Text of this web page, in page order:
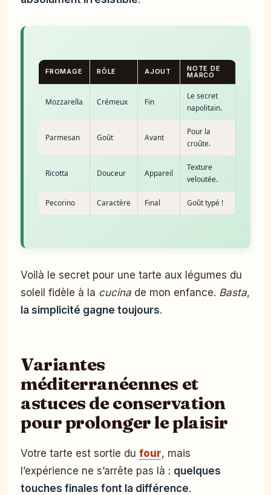
FROMAGE RÔLE AJOUT NOTE DE
MARCO
Mozzarella Crémeux Fin
Le secret
napolitain.
Parmesan Goût Avant
Pour la
croûte.
Ricotta Douceur Appareil
Texture
veloutée.
Pecorino Caractère Final Goût typé !
Voilà le secret pour une tarte aux légumes du
soleil fidèle à la cucina de mon enfance. Basta,
la simplicité gagne toujours.
Variantes
méditerranéennes et
astuces de conservation
pour prolonger le plaisir
Votre tarte est sortie du four, mais
l’expérience ne s’arrête pas là : quelques
touches finales font la différence.